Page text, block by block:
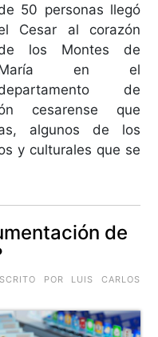
50 personas llegó
Cesar al corazón
los Montes de
en el
de
cesarense que
algunos de los
y culturales que se
de
POR LUIS CARLOS